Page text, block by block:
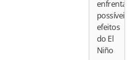
enfrentar
possíveis
efeitos
do El
Niño